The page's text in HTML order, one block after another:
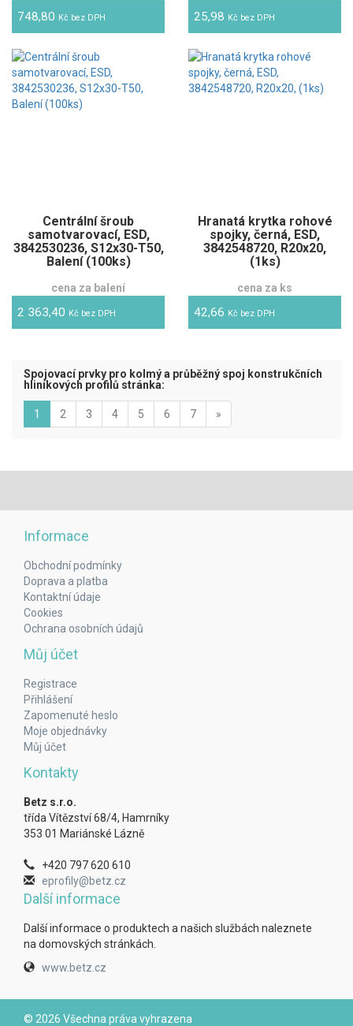
748,80 Kč bez DPH 25,98 Kč bez DPH
Centrální šroub
samotvarovací, ESD,
3842530236, S12x30-T50,
Balení (100ks)
cena za balení
2 363,40 Kč bez DPH
Hranatá krytka rohové
spojky, černá, ESD,
3842548720, R20x20,
(1ks)
cena za ks
42,66 Kč bez DPH
Spojovací prvky pro kolmý a průběžný spoj konstrukčních
hliníkových profilů stránka:
1 (aktuální)
2 3 4 5 6 7 »
Informace
Obchodní podmínky
Doprava a platba
Kontaktní údaje
Cookies
Ochrana osobních údajů
Můj účet
Registrace
Přihlášení
Zapomenuté heslo
Moje objednávky
Můj účet
Kontakty
Betz s.r.o.
třída Vítězství 68/4, Hamrníky
353 01 Mariánské Lázně
+420 797 620 610
eprofily@betz.cz
Další informace
Další informace o produktech a našich službách naleznete
na domovských stránkách.
www.betz.cz
© 2026 Všechna práva vyhrazena